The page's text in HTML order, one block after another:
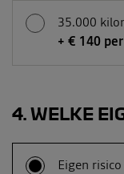
35.000
+ € 140
4 WELKE
Eigen